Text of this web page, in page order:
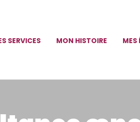
SERVICES MON HISTOIRE MES